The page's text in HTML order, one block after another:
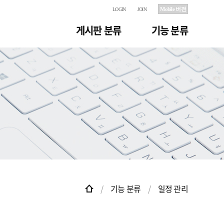
게시판 분류 기능 분류
LOGIN JOIN Mobile 버전
기능 분류 일정 관리